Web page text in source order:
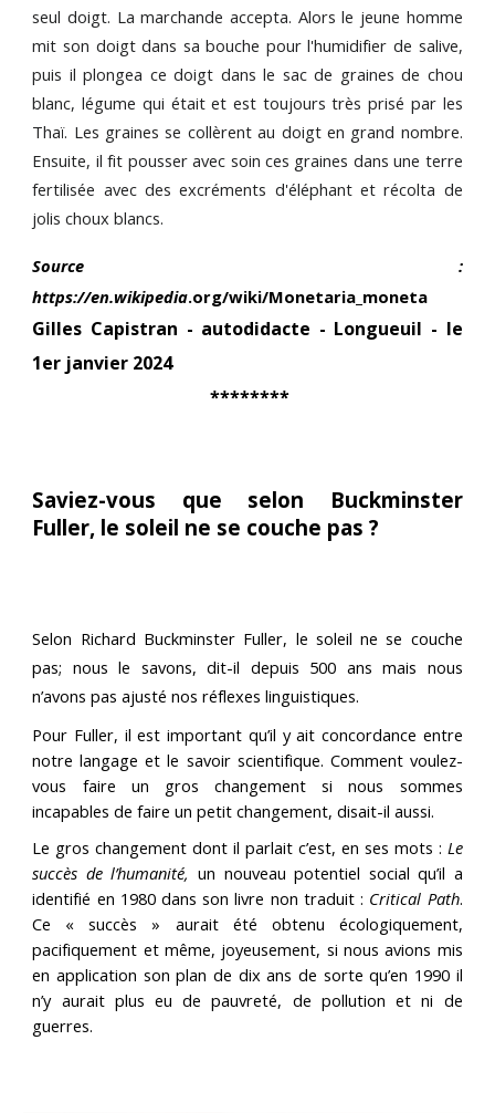
seul doigt. La marchande accepta. Alors le jeune homme
mit son doigt dans sa bouche pour l'humidifier de salive,
puis il plongea ce doigt dans le sac de graines de chou
blanc, légume qui était et est toujours très prisé par les
Thaï. Les graines se collèrent au doigt en grand nombre.
Ensuite, il fit pousser avec soin ces graines dans une terre
fertilisée avec des excréments d'éléphant et récolta de
jolis choux blancs.
Source :
https://en.wikipedia.org/wiki/Monetaria_moneta
Gilles Capistran - autodidacte - Longueuil - le
1er janvier 2024
********
Saviez-vous que selon Buckminster
Fuller, le soleil ne se couche pas ?
Selon Richard Buckminster Fuller, le soleil ne se couche
pas; nous le savons, dit-il depuis 500 ans mais nous
n’avons pas ajusté nos réflexes linguistiques.
Pour Fuller, il est important qu’il y ait concordance entre
notre langage et le savoir scientifique. Comment voulez-
vous faire un gros changement si nous sommes
incapables de faire un petit changement, disait-il aussi.
Le gros changement dont il parlait c’est, en ses mots : Le
succès de l’humanité, un nouveau potentiel social qu’il a
identifié en 1980 dans son livre non traduit : Critical Path.
Ce « succès » aurait été obtenu écologiquement,
pacifiquement et même, joyeusement, si nous avions mis
en application son plan de dix ans de sorte qu’en 1990 il
n’y aurait plus eu de pauvreté, de pollution et ni de
guerres.